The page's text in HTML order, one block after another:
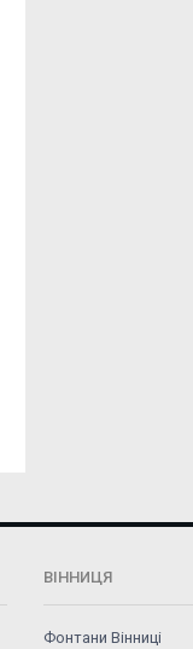
ВІННИЦЯ
Фонтани Вінниці